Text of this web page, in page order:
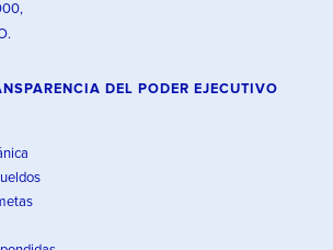
DEL PODER EJECUTIVO